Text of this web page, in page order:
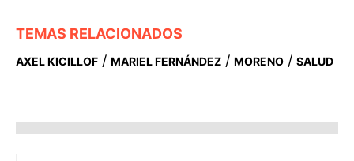
TEMAS RELACIONADOS
AXEL KICILLOF / MARIEL FERNÁNDEZ / MORENO / SALUD